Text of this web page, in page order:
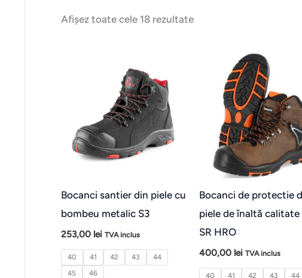
Afișez toate cele 18 rezultate
Bocanci santier din piele cu
bombeu metalic S3
253,00 lei TVA inclus
40 41 42 43
44
45
46
variații.
Opțiunile
pot
alese
Bocanci de protectie
piele de înaltă calitate
SR HRO
400,00 lei TVA inclus
40 41 42 43
44